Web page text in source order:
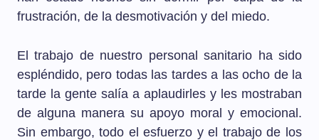
frustración, de la desmotivación y del miedo.
El trabajo de nuestro personal sanitario ha sido
espléndido, pero todas las tardes a las ocho de la
tarde la gente salía a aplaudirles y les mostraban
de alguna manera su apoyo moral y emocional.
Sin embargo, todo el esfuerzo y el trabajo de los